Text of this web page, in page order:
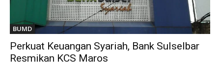
BUMD
Perkuat Keuangan Syariah, Bank Sulselbar
Resmikan KCS Maros